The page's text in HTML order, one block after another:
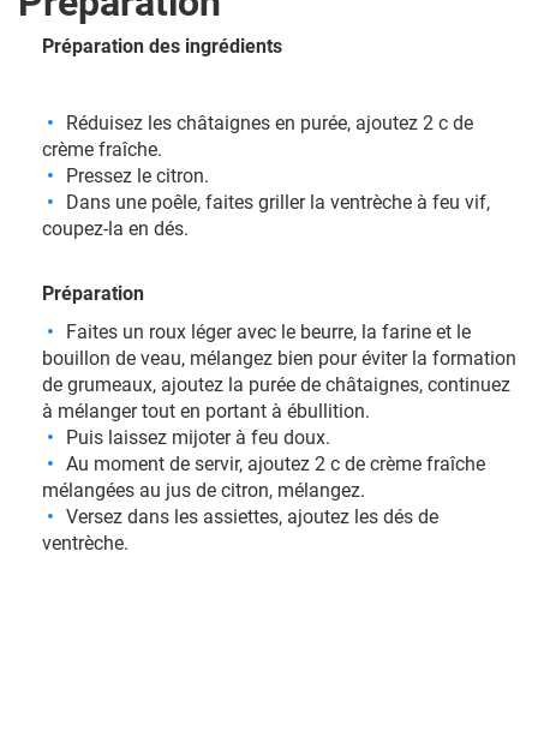
Préparation des ingrédients
Réduisez les châtaignes en purée, ajoutez 2 c de
crème fraîche.
Pressez le citron.
Dans une poêle, faites griller la ventrèche à feu vif,
coupez-la en dés.
Préparation
Faites un roux léger avec le beurre, la farine et le
bouillon de veau, mélangez bien pour éviter la formation
de grumeaux, ajoutez la purée de châtaignes, continuez
à mélanger tout en portant à ébullition.
Puis laissez mijoter à feu doux.
Au moment de servir, ajoutez 2 c de crème fraîche
mélangées au jus de citron, mélangez.
Versez dans les assiettes, ajoutez les dés de
ventrèche.